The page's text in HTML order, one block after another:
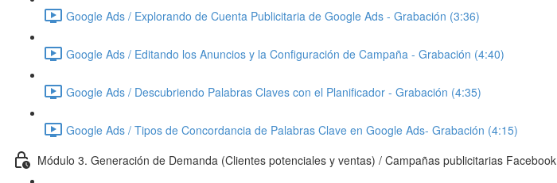
Google Ads / Explorando de Cuenta Publicitaria de Google Ads - Grabación (3:36)
Google Ads / Editando los Anuncios y la Configuración de Campaña - Grabación (4:40)
Google Ads / Descubriendo Palabras Claves con el Planificador - Grabación (4:35)
Google Ads / Tipos de Concordancia de Palabras Clave en Google Ads- Grabación (4:15)
Módulo 3. Generación de Demanda (Clientes potenciales y ventas) / Campañas publicitarias Facebook